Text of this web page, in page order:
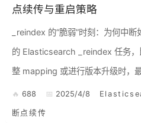
点续传与重启策略
_reindex 的“脆弱”时刻：为何中断如此棘手？ 当你启动一个庞大
的 Elasticsearch _reindex 任务，比如需要迁移数十亿文档、调
整 mapping 或进行版本升级时，
外中断。...
688 2025/4/8
断点续传